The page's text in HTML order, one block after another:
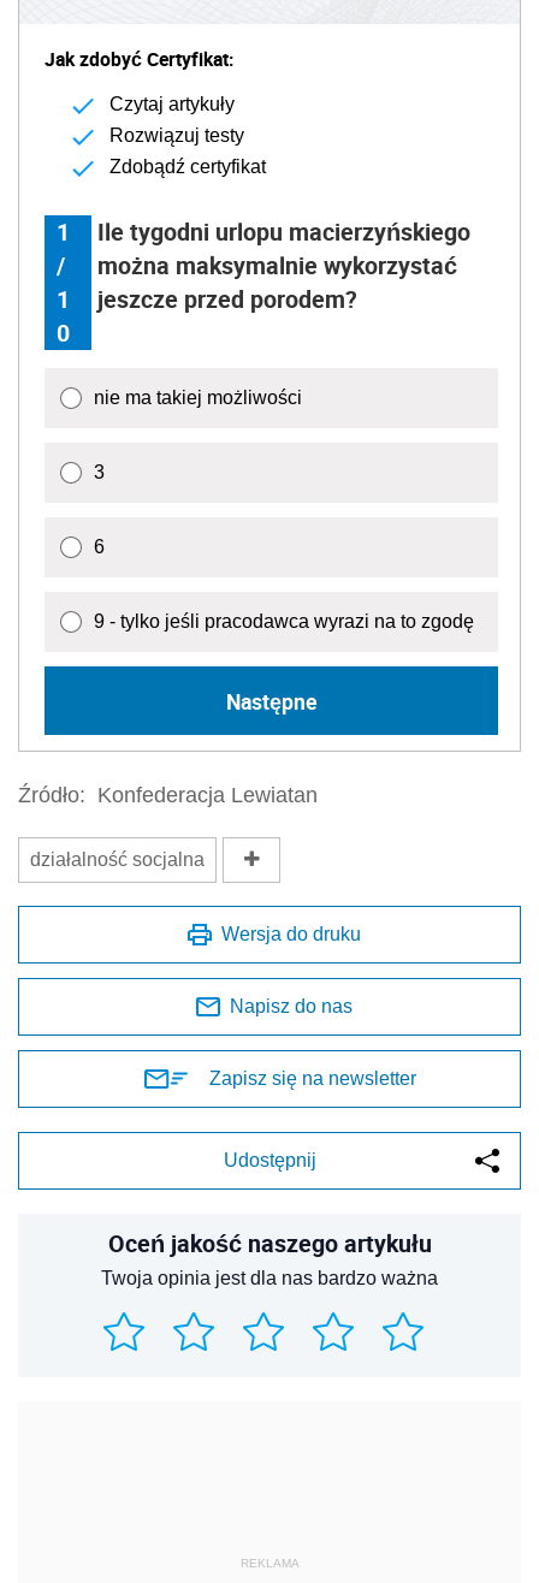
Jak zdobyć Certyfikat:
Czytaj artykuły
Rozwiązuj testy
Zdobądź certyfikat
1
/
1
0
Ile tygodni urlopu macierzyńskiego
można maksymalnie wykorzystać
jeszcze przed porodem?
nie ma takiej możliwości
3
6
9 - tylko jeśli pracodawca wyrazi na to zgodę
Następne
Źródło: Konfederacja Lewiatan
działalność socjalna
Wersja do druku
Napisz do nas
Zapisz się na newsletter
Udostępnij
Oceń jakość naszego artykułu
Twoja opinia jest dla nas bardzo ważna
REKLAMA